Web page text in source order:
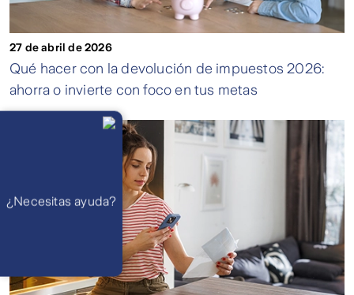
27 de abril de 2026
Qué hacer con la devolución de impuestos 2026:
ahorra o invierte con foco en tus metas
Ahorrar e invertir
¿Necesitas ayuda?
WhatsApp
Atención 24